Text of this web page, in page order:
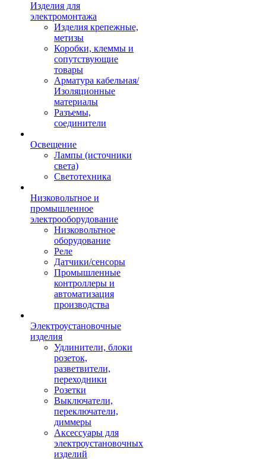
Изделия для
электромонтажа
Изделия крепежные,
метизы
Коробки, клеммы и
сопутствующие
товары
Арматура кабельная/
Изоляционные
материалы
Разъемы,
соединители
Освещение
Лампы (источники
света)
Светотехника
Низковольтное и
промышленное
электрооборудование
Низковольтное
оборудование
Реле
Датчики/сенсоры
Промышленные
контроллеры и
автоматизация
производства
Электроустановочные
изделия
Удлинители, блоки
розеток,
разветвители,
переходники
Розетки
Выключатели,
переключатели,
диммеры
Аксессуары для
электроустановочных
изделий